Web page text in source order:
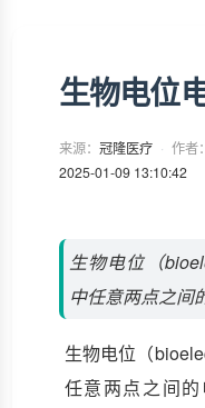
生物电位
来源： 冠隆医疗 · 作者：
2025-01-09 13:10:42
生物电位（
中任意两点之间
生物电位（
任意两点之间